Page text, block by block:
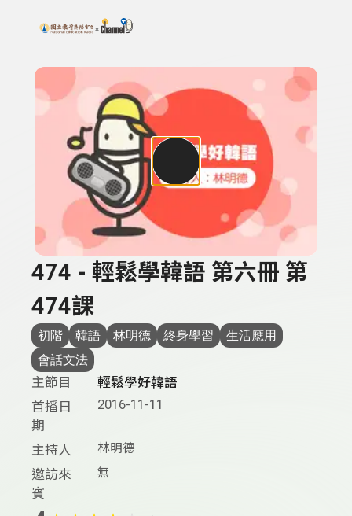
上方功能區塊
搜尋關鍵字：可輸入節目名稱、主持人或關鍵字
474 - 輕鬆學韓語 第六冊 第
474課
初階 韓語 林明德 終身學習
生活應用
會話文法
主節目
輕鬆學好韓語
首播日
期
2016-11-11
主持人 林明德
邀訪來
賓
無